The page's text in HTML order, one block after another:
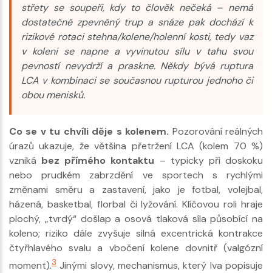
střety se soupeři, kdy to člověk nečeká – nemá
dostatečně zpevněný trup a snáze pak dochází k
rizikové rotaci stehna/kolene/holenní kosti, tedy vaz
v koleni se napne a vyvinutou sílu v tahu svou
pevností nevydrží a praskne. Někdy bývá ruptura
LCA v kombinaci se současnou rupturou jednoho či
obou menisků.
Co se v tu chvíli děje s kolenem. Pozorování reálných
úrazů ukazuje, že většina přetržení LCA (kolem 70 %)
vzniká bez přímého kontaktu – typicky při doskoku
nebo prudkém zabrzdění ve sportech s rychlými
změnami směru a zastavení, jako je fotbal, volejbal,
házená, basketbal, florbal či lyžování. Klíčovou roli hraje
plochý, „tvrdý“ došlap a osová tlaková síla působící na
koleno; riziko dále zvyšuje silná excentrická kontrakce
čtyřhlavého svalu a vbočení kolene dovnitř (valgózní
moment).3 Jinými slovy, mechanismus, který Iva popisuje